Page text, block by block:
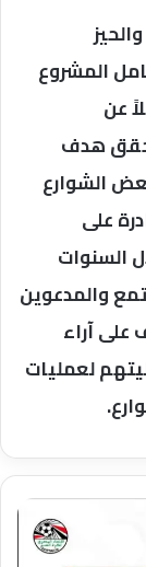
المشروع
عن
هدف
الشوارع
على
السنوات
والمدعوين
على آراء
لعمليات